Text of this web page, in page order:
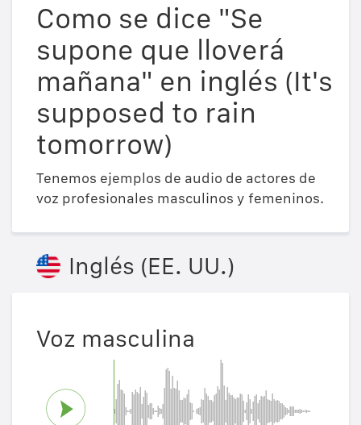
Como se dice "Se
supone que lloverá
mañana" en inglés (It's
supposed to rain
tomorrow)
Tenemos ejemplos de audio de actores de
voz profesionales masculinos y femeninos.
Inglés (EE. UU.)
Voz masculina